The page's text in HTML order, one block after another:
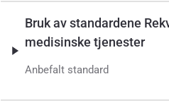
Bruk av standardene
medisinske tjenester
Anbefalt standard